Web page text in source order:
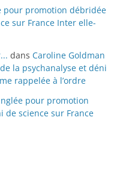
pour promotion débridée
sur France Inter elle-
dans Caroline Goldman
la psychanalyse et déni
rappelée à l’ordre
pour promotion
de science sur France